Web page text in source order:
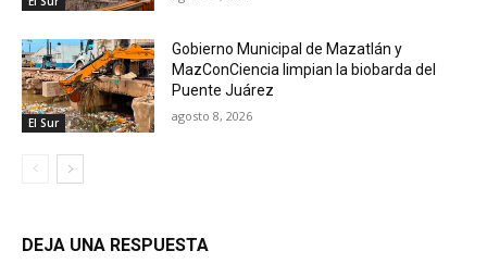
El Sur
Gobierno Municipal de Mazatlán y
MazConCiencia limpian la biobarda del
Puente Juárez
agosto 8, 2026
DEJA UNA RESPUESTA